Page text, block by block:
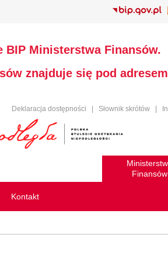
Ministerstwa Finansów.
znajduje się pod adresem
Deklaracja dostępności Słownik skrótów
Finansów
Kontakt